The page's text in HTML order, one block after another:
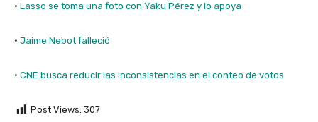
· Lasso se toma una foto con Yaku Pérez y lo apoya
· Jaime Nebot falleció
· CNE busca reducir las inconsistencias en el conteo de votos
Post Views: 307